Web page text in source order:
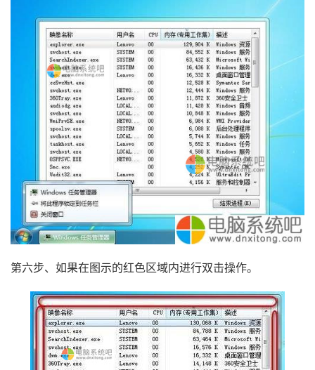
第六步、如果在图示的红色区域内进行双击操作。